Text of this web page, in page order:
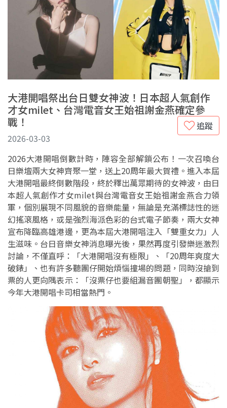
大港開唱祭出台日雙女神波！日本超人氣創作
才女milet、台灣電音女王始祖謝金燕確定參
戰！
追蹤
2026-03-03
2026大港開唱倒數計時，陣容全部解鎖公布！一次召喚台
日樂壇兩大女神齊聚一堂，送上20周年最大賀禮。進入本屆
大港開唱最終倒數階段，終於釋出萬眾期待的女神波，由日
本超人氣創作才女milet與台灣電音女王始祖謝金燕合力領
軍，個別展現不同風貌的音樂能量，無論是充滿標誌性的迷
幻搖滾風格，或是強烈海派色彩的台式電子節奏，兩大女神
宣布降臨高雄港邊，更為本屆大港開唱注入「雙重女力」人
生滋味。台日音樂女神消息曝光後，果然再度引發樂迷激烈
討論，不僅直呼：「大港開唱沒有極限」、「20周年爽度大
破錶」、也有許多聽團仔開始煩惱撞場的問題，同時沒搶到
票的人更向隅表示：「沒票仔也要組漏音團朝聖」，都顯示
今年大港開唱卡司相當熱門。